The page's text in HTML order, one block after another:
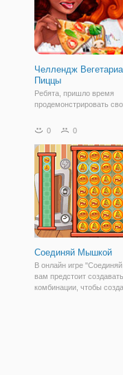
Челлендж
Пиццы
Ребята, пришло время
продемонстрировать
разжечь аппетит жюри. В
вам нужно приготовить
вкуснейшую пиццу с
Даже без бекона,
можно
0 0
Соединяй Мышкой
В онлайн игре
вам предстоит создавать
комбинации, чтобы